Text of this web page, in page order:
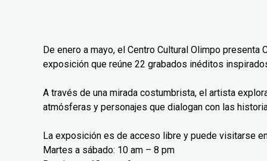
De enero a mayo, el Centro Cultural Olimpo
exposición que reúne 22 grabados inéditos
A través de una mirada costumbrista, el artista
atmósferas y personajes que dialogan con las
La exposición es de acceso libre y puede visitarse
Martes a sábado: 10 am – 8 pm